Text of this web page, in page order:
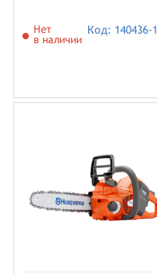
Нет
в наличии
Код: 140436-1